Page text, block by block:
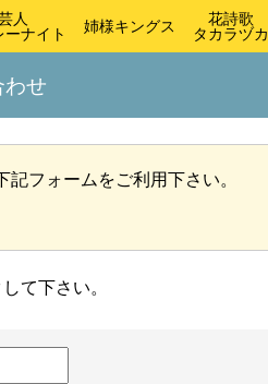
人
ーナイト
姉様キングス
花詩歌
タカラヅカ
わせ
フォームをご利用下さい。
て下さい。